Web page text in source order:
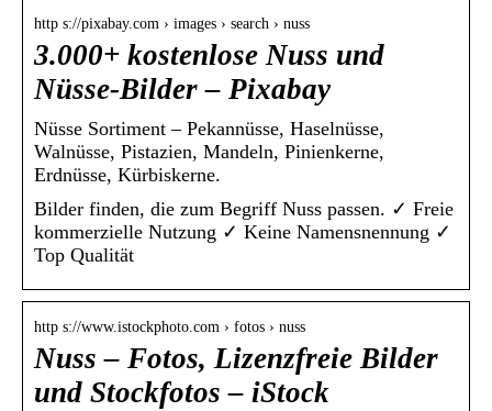
http s://pixabay.com › images › search › nuss
3.000+ kostenlose Nuss und
Nüsse-Bilder – Pixabay
Nüsse Sortiment – Pekannüsse, Haselnüsse,
Walnüsse, Pistazien, Mandeln, Pinienkerne,
Erdnüsse, Kürbiskerne.
Bilder finden, die zum Begriff Nuss passen. ✓ Freie
kommerzielle Nutzung ✓ Keine Namensnennung ✓
Top Qualität
http s://www.istockphoto.com › fotos › nuss
Nuss – Fotos, Lizenzfreie Bilder
und Stockfotos – iStock